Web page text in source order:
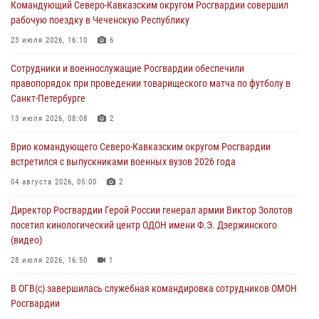
07 августа 2026, 07:53
При содействии СОБР Росгвардии в Иркутской области задержаны
07 августа 2026, 07:51
Завершился чемпионат Сибирского ордена Жукова округа
Росгвардии по служебно-боевой стрельбе
Застрявшую в плуге трактора мину уничтожили росгвардейцы на
Кубани
Командующий Северо-Кавказским округом Росгвардии совершил
рабочую поездку в Чеченскую Республику
23 июля 2026, 16:10 6
Сотрудники и военнослужащие Росгвардии обеспечили
правопорядок при проведении товарищеского матча по футболу в
Санкт-Петербурге
13 июля 2026, 08:08 2
Врио командующего Северо-Кавказским округом Росгвардии
встретился с выпускниками военных вузов 2026 года
04 августа 2026, 05:00 2
Директор Росгвардии Герой России генерал армии Виктор Золотов
посетил кинологический центр ОДОН имени Ф.Э. Дзержинского
(видео)
28 июля 2026, 16:50 1
В ОГВ(с) завершилась служебная командировка сотрудников ОМОН
Росгвардии